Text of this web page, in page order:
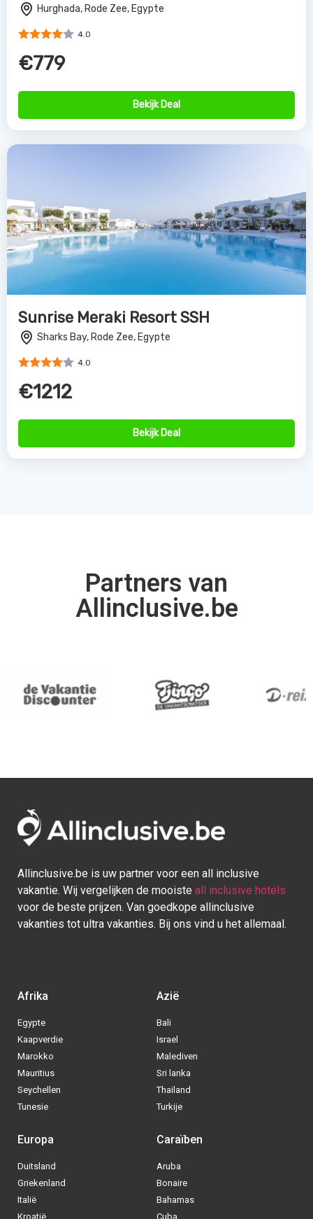
Hurghada, Rode Zee, Egypte
4.0
€779
Bekijk Deal
Sunrise Meraki Resort SSH
Sharks Bay, Rode Zee, Egypte
4.0
€1212
Bekijk Deal
Partners van
Allinclusive.be
Allinclusive.be is uw partner voor een all inclusive
vakantie. Wij vergelijken de mooiste all inclusive hotels
voor de beste prijzen. Van goedkope allinclusive
vakanties tot ultra vakanties. Bij ons vind u het allemaal.
Afrika
Egypte
Kaapverdie
Marokko
Mauritius
Seychellen
Tunesie
Azië
Bali
Israel
Malediven
Sri lanka
Thailand
Turkije
Europa
Duitsland
Griekenland
Italië
Kroatië
Caraïben
Aruba
Bonaire
Bahamas
Cuba